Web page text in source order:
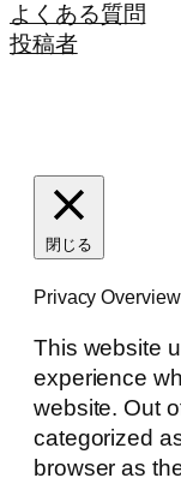
よくある質問
投稿者
閉じる
Privacy Overview
This website
experience
website. Out
categorized
browser as